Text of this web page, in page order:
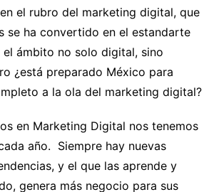
el rubro del marketing digital, que
se ha convertido en el estandarte
ámbito no solo digital, sino
¿está preparado México para
a la ola del marketing digital?
en Marketing Digital nos tenemos
año. Siempre hay nuevas
y el que las aprende y
genera más negocio para sus